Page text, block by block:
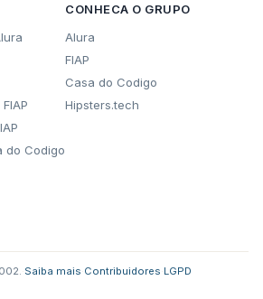
do Codigo
CONHECA O GRUPO
Alura
FIAP
Casa do Codigo
Hipsters.tech
Saiba mais Contribuidores LGPD